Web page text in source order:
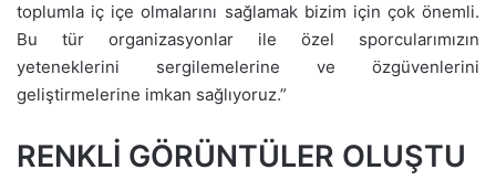
toplumla iç içe olmalarını sağlamak bizim için çok önemli.
Bu tür organizasyonlar ile özel sporcularımızın
yeteneklerini sergilemelerine ve özgüvenlerini
geliştirmelerine imkan sağlıyoruz.”
RENKLİ GÖRÜNTÜLER OLUŞTU